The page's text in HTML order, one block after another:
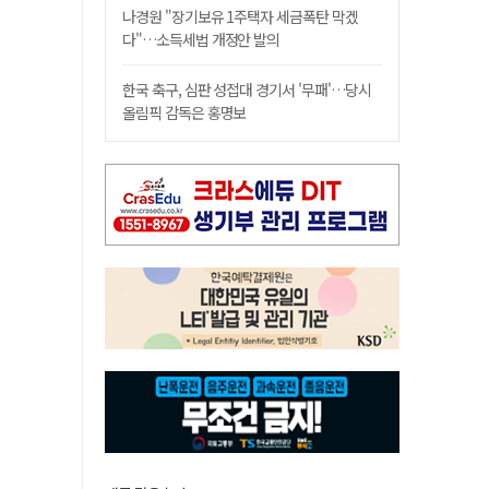
나경원 "장기보유 1주택자 세금폭탄 막겠
다"…소득세법 개정안 발의
한국 축구, 심판 성접대 경기서 '무패'…당시
올림픽 감독은 홍명보